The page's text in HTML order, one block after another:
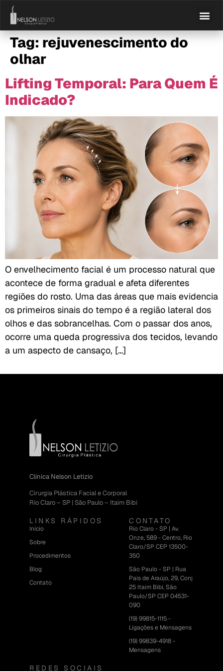
Tag:rejuvenescimento do
olhar
Lifting Temporal: Para Quem É
Indicado?
O envelhecimento facial é um processo natural que
acontece de forma gradual e afeta diferentes
regiões do rosto. Uma das áreas que mais evidencia
os primeiros sinais do tempo é a região lateral dos
olhos e das sobrancelhas. Com o passar dos anos,
ocorre uma queda progressiva dos tecidos, levando
a um aspecto de cansaço, […]
Clínica Nelson Letizio
Cirurgia Plástica Facial e Corporal
Rio Claro – SP | São Paulo – Itaim Bibi
LINKS RÁPIDOS
Início
Sobre
Procedimentos
Blog
Contato
CONTATO
Rio Claro - SP | Av.
Onze, 589 - Centro, Rio
Claro/SP CEP 13500-
350
São Paulo - SP | Rua
Pais de Araújo, 29, Conj
25 Itaim Bibi, São
Paulo/SP CEP 04531-
090
(19) 99815-1115 -
Ligações e Mensagens
(19) 99839-4918 -
Mensagens
REDES SOCIAIS